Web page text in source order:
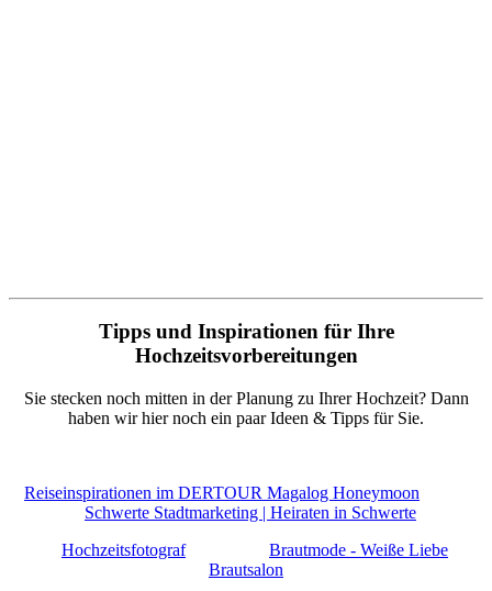
Tipps und Inspirationen für Ihre
Hochzeitsvorbereitungen
Sie stecken noch mitten in der Planung zu Ihrer Hochzeit? Dann
haben wir hier noch ein paar Ideen & Tipps für Sie.
Reiseinspirationen im DERTOUR Magalog Honeymoon
Schwerte Stadtmarketing | Heiraten in Schwerte
Hochzeitsfotograf
Brautmode - Weiße Liebe
Brautsalon